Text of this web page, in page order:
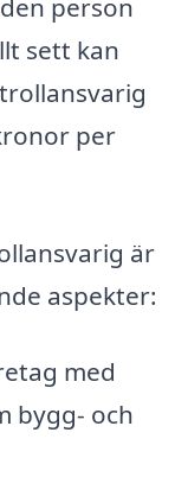
sett kan
per
är
aspekter:
med
bygg- och